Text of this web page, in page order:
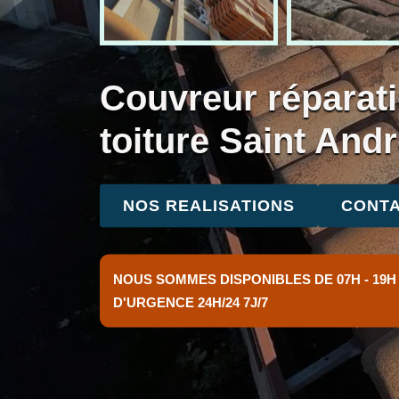
Couvreur
toiture Saint
NOS REALISATIONS
NOUS SOMMES DISPONIBLES DE 07H -
D'URGENCE 24H/24 7J/7